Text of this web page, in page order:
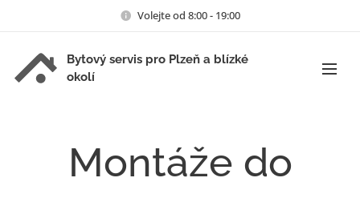
Volejte od 8:00 - 19:00
Bytový servis pro Plzeň a blízké
okolí
Montáže do